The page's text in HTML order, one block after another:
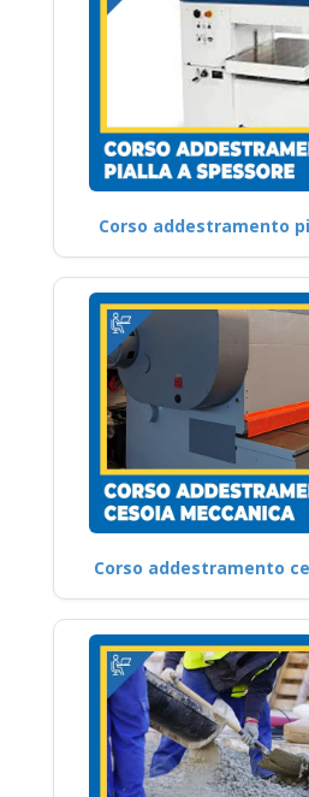
Corso addestramento
Corso addestramento